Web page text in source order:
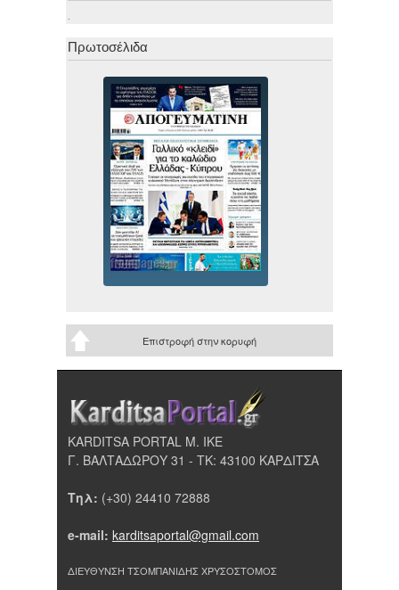
.
Πρωτοσέλιδα
Επιστροφή στην κορυφή
KARDITSA PORTAL Μ. ΙΚΕ
Γ. ΒΑΛΤΑΔΩΡΟΥ 31 - ΤΚ: 43100 ΚΑΡΔΙΤΣΑ
Τηλ: (+30) 24410 72888
e-mail: karditsaportal@gmail.com
ΔΙΕΥΘΥΝΣΗ ΤΣΟΜΠΑΝΙΔΗΣ ΧΡΥΣΟΣΤΟΜΟΣ